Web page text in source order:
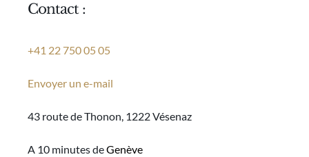
Contact :
+41 22 750 05 05
Envoyer un e-mail
43 route de Thonon, 1222 Vésenaz
A 10 minutes deGenève